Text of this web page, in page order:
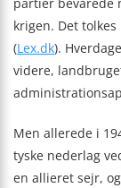
krigen. Det
(Lex.dk).
videre,
Men allerede i
tyske nederlag
en allieret sejr,